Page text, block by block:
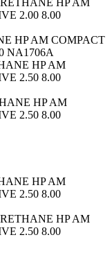
2.00 8.00
HP AM COMPACT
NA1706A
HP AM
2.50 8.00
HP AM
2.50 8.00
HP AM
2.50 8.00
HP AM
2.50 8.00